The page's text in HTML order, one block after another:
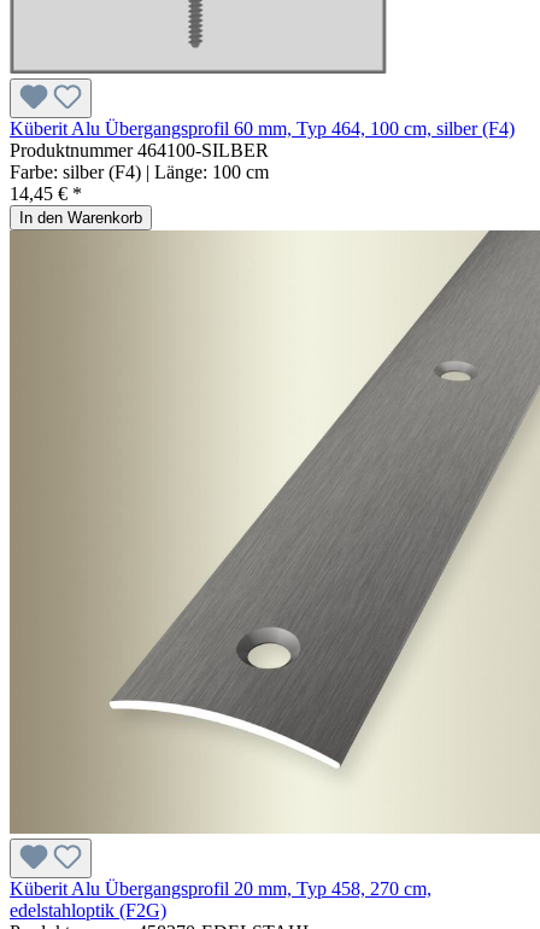
Küberit Alu Übergangsprofil 60 mm, Typ 464, 100 cm, silber (F4)
Produktnummer464100-SILBER
Farbe: silber (F4) | Länge: 100 cm
14,45 € *
In den Warenkorb
Küberit Alu Übergangsprofil 20 mm, Typ 458, 270 cm,
edelstahloptik (F2G)